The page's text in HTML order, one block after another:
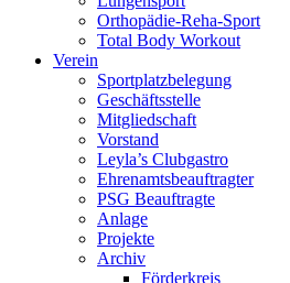
Orthopädie-Reha-Sport
Total Body Workout
Verein
Sportplatzbelegung
Geschäftsstelle
Mitgliedschaft
Vorstand
Leyla’s Clubgastro
Ehrenamtsbeauftragter
PSG Beauftragte
Anlage
Projekte
Archiv
Förderkreis